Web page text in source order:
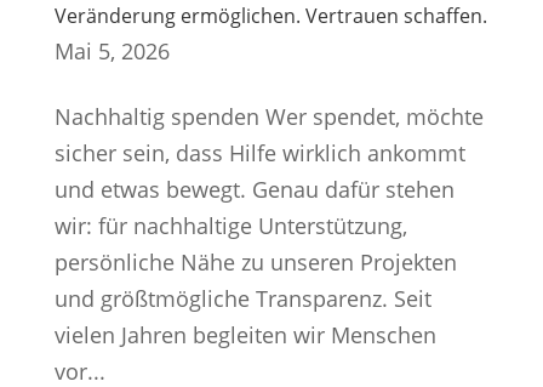
Veränderung ermöglichen. Vertrauen schaffen.
Mai 5, 2026
Nachhaltig spenden Wer spendet, möchte
sicher sein, dass Hilfe wirklich ankommt
und etwas bewegt. Genau dafür stehen
wir: für nachhaltige Unterstützung,
persönliche Nähe zu unseren Projekten
und größtmögliche Transparenz. Seit
vielen Jahren begleiten wir Menschen
vor...